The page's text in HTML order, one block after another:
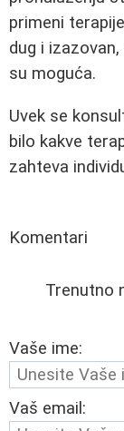
primeni
dug i
su moguća.
Uvek se
bilo kakve
zahteva
Komentari
Trenutno
Vaše ime:
Vaš email: